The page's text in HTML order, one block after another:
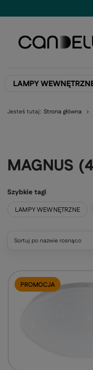
LAMPY
Jesteś tutaj: Strona główna
MAGNUS (4
Szybkie tagi
LAMPY WEWNĘTRZNE
Sortuj po nazwie rosnąco
PROMOCJA